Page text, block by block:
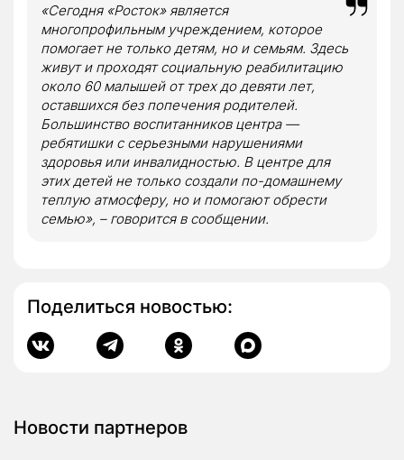
«Сегодня «Росток» является
многопрофильным учреждением, которое
помогает не только детям, но и семьям. Здесь
живут и проходят социальную реабилитацию
около 60 малышей от трех до девяти лет,
оставшихся без попечения родителей.
Большинство воспитанников центра —
ребятишки с серьезными нарушениями
здоровья или инвалидностью. В центре для
этих детей не только создали по-домашнему
теплую атмосферу, но и помогают обрести
семью», – говорится в сообщении.
Поделиться новостью:
Новости партнеров